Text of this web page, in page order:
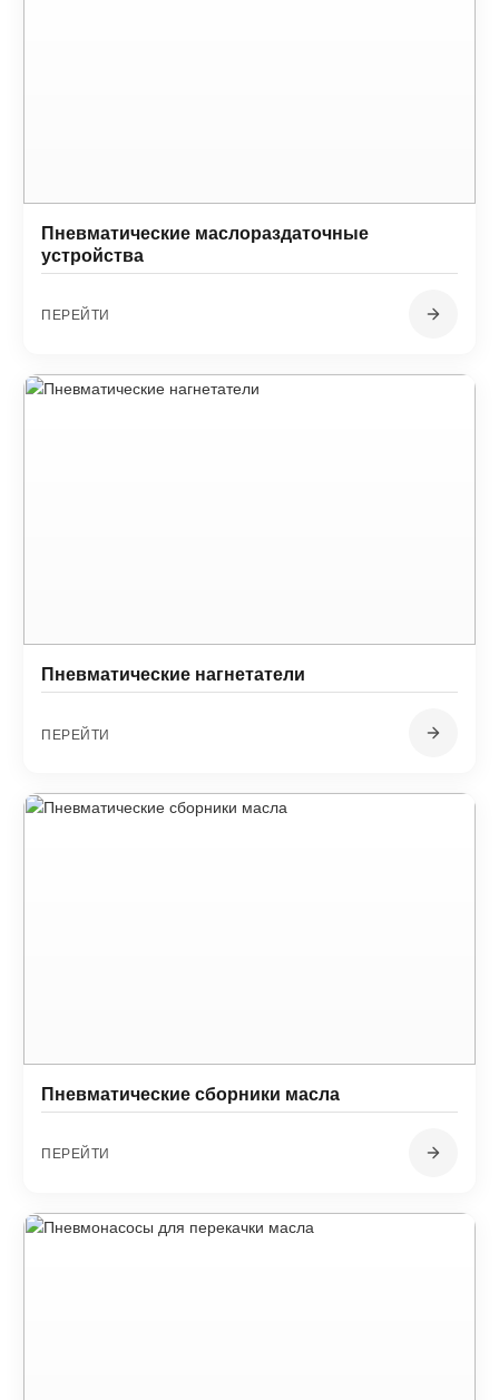
Пневматические маслораздаточные
устройства
ПЕРЕЙТИ
Пневматические нагнетатели
ПЕРЕЙТИ
Пневматические сборники масла
ПЕРЕЙТИ